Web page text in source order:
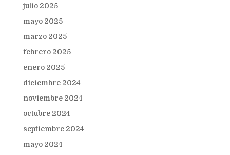
julio 2025
mayo 2025
marzo 2025
febrero 2025
enero 2025
diciembre 2024
noviembre 2024
octubre 2024
septiembre 2024
mayo 2024